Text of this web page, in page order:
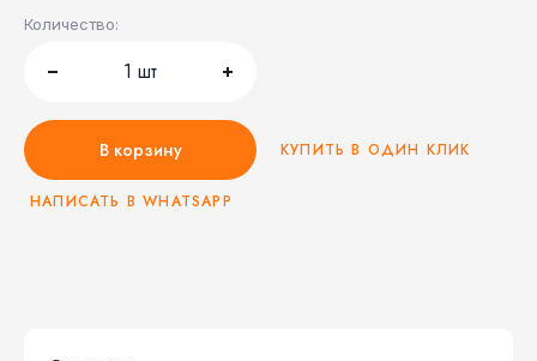
Количество:
1 шт
В корзину КУПИТЬ В ОДИН КЛИК
НАПИСАТЬ В WHATSAPP